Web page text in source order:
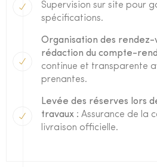
Supervision sur site pour
spécifications.
Organisation des
rédaction du compte-
continue et transparente
prenantes.
Levée des réserves lors
travaux : Assurance de la
livraison officielle.